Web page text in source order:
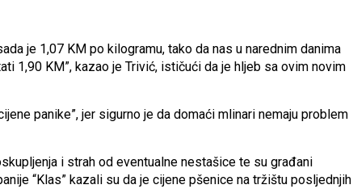
je 1,07 KM po kilogramu, tako da nas u narednim danima
1,90 KM”, kazao je Trivić, ističući da je hljeb sa ovim novim
panike”, jer sigurno je da domaći mlinari nemaju problem
i strah od eventualne nestašice te su građani
“Klas” kazali su da je cijene pšenice na tržištu posljednjih